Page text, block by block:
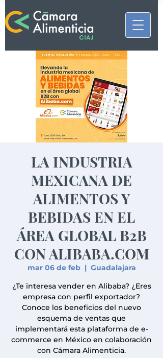
LA INDUSTRIA
MEXICANA DE
ALIMENTOS Y
BEBIDAS EN EL
ÁREA GLOBAL B2B
CON ALIBABA.COM
mar 06 de feb
  |
Guadalajara
¿Te interesa vender en Alibaba? ¿Eres
empresa con perfil exportador?
Conoce los beneficios del nuevo
esquema de ventas que
implementará esta plataforma de e-
commerce en México en colaboración
con Cámara Alimenticia.